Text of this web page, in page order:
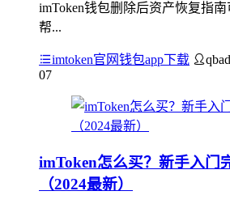
imToken钱包删除后资产恢复指
帮...
imtoken官网钱包app下载
07
imToken怎么买？新手入门
（2024最新）